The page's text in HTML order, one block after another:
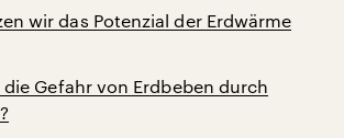
wir das Potenzial der Erdwärme
Gefahr von Erdbeben durch